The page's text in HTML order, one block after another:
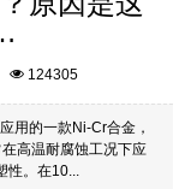
124305
用的一款Ni-Cr合金，
高温耐腐蚀工况下应
性。在10...